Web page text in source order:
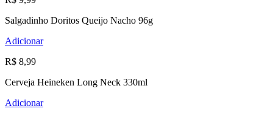
Salgadinho Doritos Queijo Nacho 96g
Adicionar
R$ 8,99
Cerveja Heineken Long Neck 330ml
Adicionar